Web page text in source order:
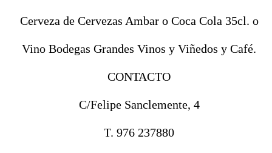
Cerveza de Cervezas Ambar o Coca Cola 35cl. o
Vino Bodegas Grandes Vinos y Viñedos y Café.
CONTACTO
C/Felipe Sanclemente, 4
T. 976 237880